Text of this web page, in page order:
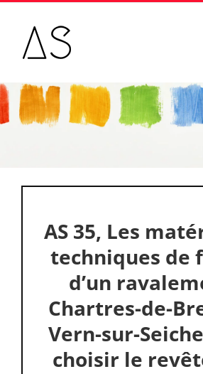
Passer
contenu
AS 35, Les
techniques de
d’un
Chartres-de-
Vern-sur-
choisir le